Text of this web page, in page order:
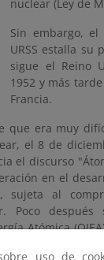
nuclear (Ley de
Sin embargo,
URSS estalla su
sigue el Reino
1952 y más
Francia.
que era muy
el 8 de
el discurso
en el
sujeta al
Poco
Atómica
de
uso de